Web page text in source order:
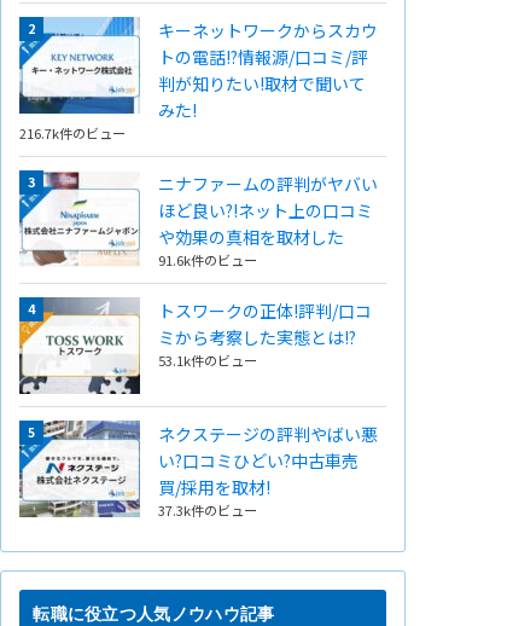
キーネットワークからスカウ
トの電話!?情報源/口コミ/評
判が知りたい!取材で聞いて
みた!
216.7k件のビュー
ニナファームの評判がヤバい
ほど良い?!ネット上の口コミ
や効果の真相を取材した
91.6k件のビュー
トスワークの正体!評判/口コ
ミから考察した実態とは!?
53.1k件のビュー
ネクステージの評判やばい悪
い?口コミひどい?中古車売
買/採用を取材!
37.3k件のビュー
転職に役立つ人気ノウハウ記事